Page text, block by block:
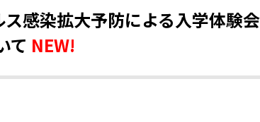
感染拡大予防による入学体験
て NEW!